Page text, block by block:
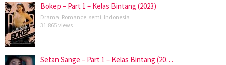
Bokep – Part 1 – Kelas Bintang (2023)
Drama Romance semi Indonesia
31,865 views
Setan Sange – Part 1 – Kelas Bintang (20…